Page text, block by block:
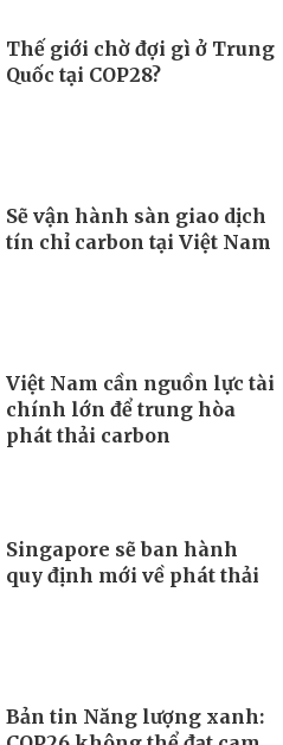
Thế giới chờ đợi gì ở Trung
Quốc tại COP28?
Sẽ vận hành sàn giao dịch
tín chỉ carbon tại Việt Nam
Việt Nam cần nguồn lực tài
chính lớn để trung hòa
phát thải carbon
Singapore sẽ ban hành
quy định mới về phát thải
Bản tin Năng lượng xanh: